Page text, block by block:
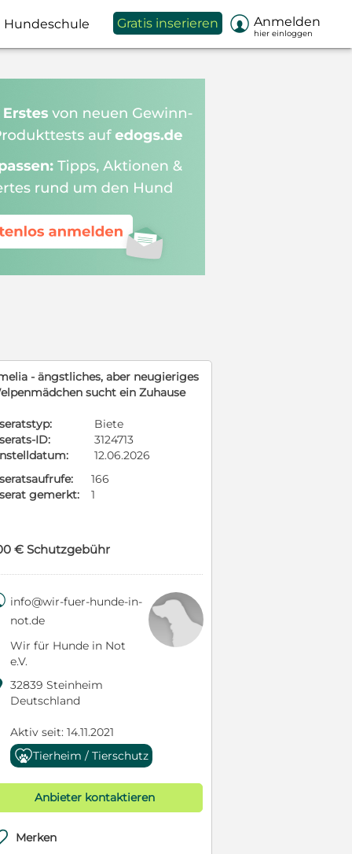
Hundeschule Gratis inserieren  Anmelden
hier einloggen
- ängstliches, aber neugieriges
sucht ein Zuhause
Biete
ID:
3124713
12.06.2026
166
gemerkt:
1
€ Schutzgebühr
info@wir-fuer-hunde-in-
not.de
Wir für Hunde in Not
e.V.
32839 Steinheim
Deutschland
Aktiv seit: 14.11.2021
Tierheim / Tierschutz
Anbieter kontaktieren
Merken